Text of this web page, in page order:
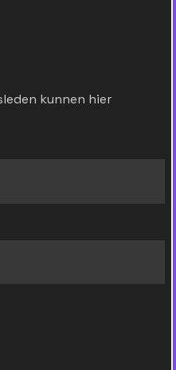
kunnen hier